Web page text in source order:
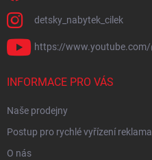
detsky_nabytek_cilek
https://www.youtube.com/
INFORMACE PRO VÁS
Naše prodejny
Postup pro rychlé vyřízení
O nás